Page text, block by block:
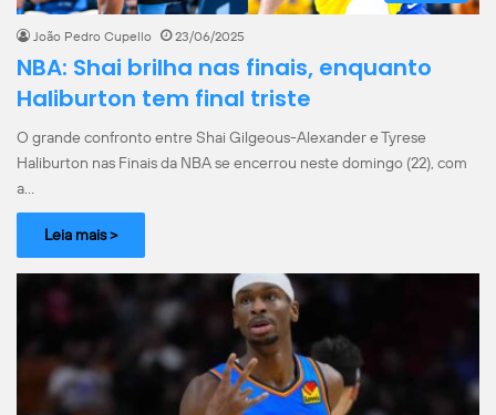
João Pedro Cupello 23/06/2025
NBA: Shai brilha nas finais, enquanto
Haliburton tem final triste
O grande confronto entre Shai Gilgeous-Alexander e Tyrese
Haliburton nas Finais da NBA se encerrou neste domingo (22), com
a…
Leia mais >